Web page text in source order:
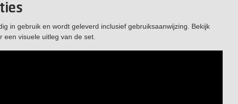
in gebruik en wordt geleverd inclusief gebruiksaanwijzing. Bekijk
visuele uitleg van de set.